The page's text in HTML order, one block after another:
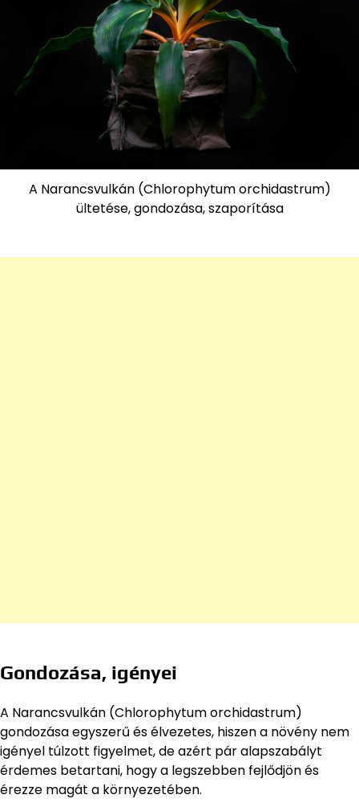
A Narancsvulkán (Chlorophytum orchidastrum)
ültetése, gondozása, szaporítása
Gondozása, igényei
A Narancsvulkán (Chlorophytum orchidastrum)
gondozása egyszerű és élvezetes, hiszen a növény nem
igényel túlzott figyelmet, de azért pár alapszabályt
érdemes betartani, hogy a legszebben fejlődjön és
érezze magát a környezetében.